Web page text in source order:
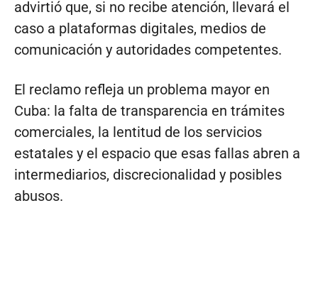
advirtió que, si no recibe atención, llevará el
caso a plataformas digitales, medios de
comunicación y autoridades competentes.
El reclamo refleja un problema mayor en
Cuba: la falta de transparencia en trámites
comerciales, la lentitud de los servicios
estatales y el espacio que esas fallas abren a
intermediarios, discrecionalidad y posibles
abusos.